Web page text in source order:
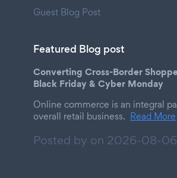
Guest Blog Post
Featured Blog post
Converting Cross-Border
Black Friday & Cyber Monday
Online commerce is an integral
overall retail business. Read More
Posted by on 2026-08-06